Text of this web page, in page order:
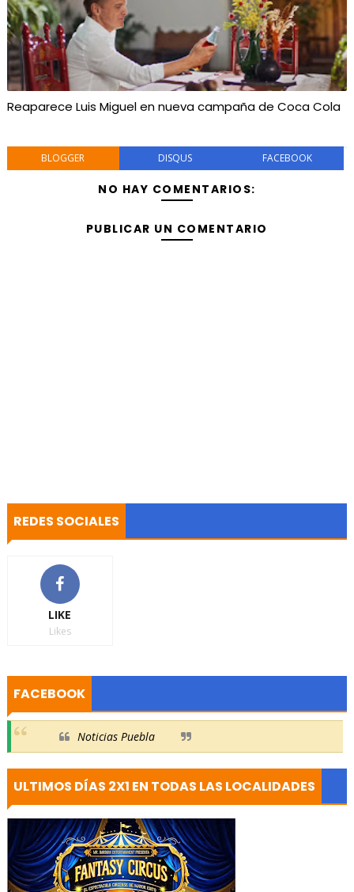
Reaparece Luis Miguel en nueva campaña de Coca Cola
BLOGGER DISQUS FACEBOOK
NO HAY COMENTARIOS:
PUBLICAR UN COMENTARIO
REDES SOCIALES
LIKE
Likes
FACEBOOK
Noticias Puebla
ULTIMOS DÍAS 2X1 EN TODAS LAS LOCALIDADES